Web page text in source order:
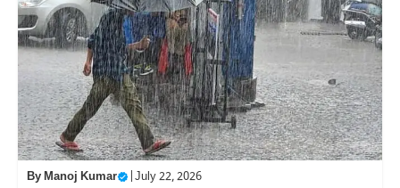
ByManoj Kumar July 22, 2026